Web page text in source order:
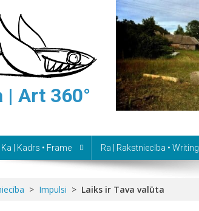
| Art 360°
Ka | Kadrs • Frame Ra | Rakstniecība • Writing
> Impulsi > Laiks ir Tava valūta